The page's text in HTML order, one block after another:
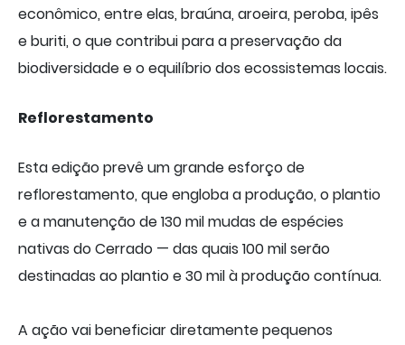
econômico, entre elas, braúna, aroeira, peroba, ipês
e buriti, o que contribui para a preservação da
biodiversidade e o equilíbrio dos ecossistemas locais.
Reflorestamento
Esta edição prevê um grande esforço de
reflorestamento, que engloba a produção, o plantio
e a manutenção de 130 mil mudas de espécies
nativas do Cerrado — das quais 100 mil serão
destinadas ao plantio e 30 mil à produção contínua.
A ação vai beneficiar diretamente pequenos